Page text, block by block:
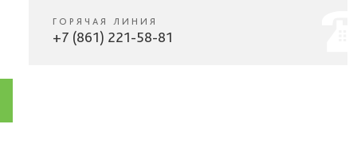
ГОРЯЧАЯ ЛИНИЯ
+7 (861) 221-58-81